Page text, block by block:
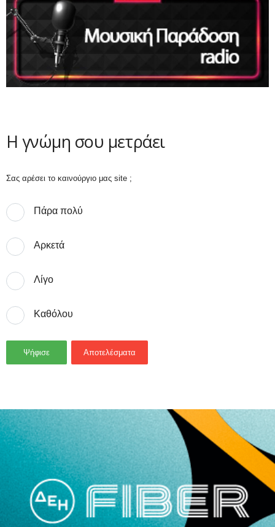
Η γνώμη σου μετράει
Σας αρέσει το καινούργιο μας site ;
Πάρα πολύ
Αρκετά
Λίγο
Καθόλου
Ψήφισε Αποτελέσματα
- Advertisement -